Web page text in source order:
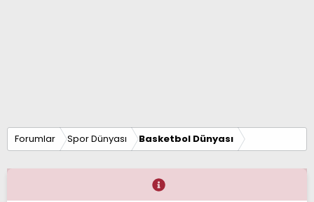
Forumlar Spor Dünyası Basketbol Dünyası